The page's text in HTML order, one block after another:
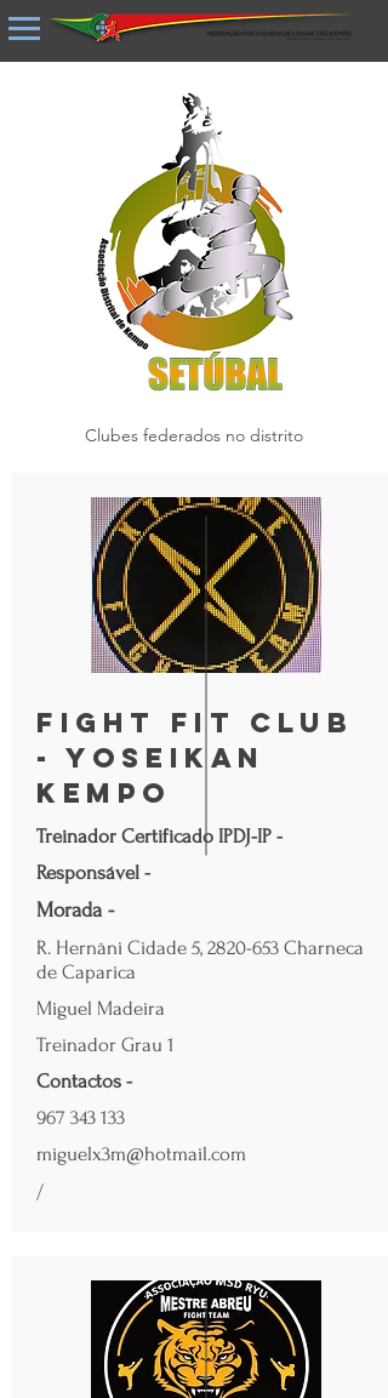
Clubes federados no distrito
Fight Fit Club
- Yoseikan
Kempo
Treinador Certificado IPDJ-IP -
Responsável -
Morada -
R. Hernâni Cidade 5, 2820-653 Charneca
de Caparica
Miguel Madeira
Treinador Grau 1
Contactos -
967 343 133
miguelx3m@hotmail.com
/